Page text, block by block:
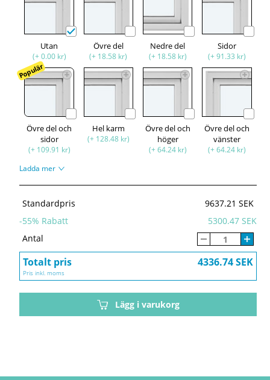
Utan
(+ 0.00 kr)
Övre del
(+ 18.58 kr)
Nedre del
(+ 18.58 kr)
Sidor
(+ 91.33 kr)
Populär
Övre del och
sidor
(+ 109.91 kr)
Hel karm
(+ 128.48 kr)
Övre del och
höger
(+ 64.24 kr)
Övre del och
vänster
(+ 64.24 kr)
Ladda mer
Standardpris
9637.21 SEK
-55% Rabatt
5300.47 SEK
Antal
Totalt pris 4336.74 SEK
Pris inkl. moms
Lägg i varukorg